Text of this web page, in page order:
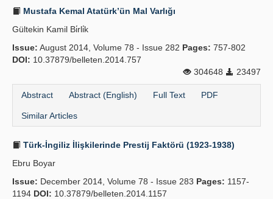
Mustafa Kemal Atatürk’ün Mal Varlığı
Gültekin Kamil Bi̇rli̇k
Issue: August 2014, Volume 78 - Issue 282 Pages: 757-802
DOI: 10.37879/belleten.2014.757
304648
23497
Abstract Abstract (English) Full Text PDF
Similar Articles
Türk-İngiliz İlişkilerinde Prestij Faktörü (1923-1938)
Ebru Boyar
Issue: December 2014, Volume 78 - Issue 283 Pages: 1157-
1194 DOI: 10.37879/belleten.2014.1157